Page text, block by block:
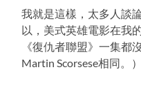
我就是這樣，太多人談
以，美式英雄電影在我
《復仇者聯盟》一集都
Martin Scorsese相同。）